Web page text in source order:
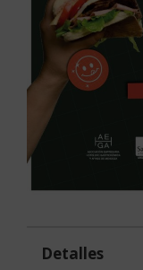
Detalles